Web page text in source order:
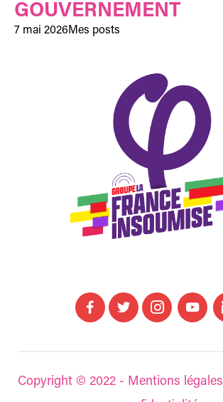
GOUVERNEMENT
7 mai 2026 Mes posts
Copyright © 2022 - Mentions légales